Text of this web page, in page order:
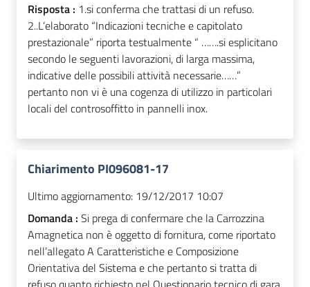
Risposta : 1.si conferma che trattasi di un refuso.
2..L’elaborato “Indicazioni tecniche e capitolato
prestazionale” riporta testualmente “ …….si esplicitano
secondo le seguenti lavorazioni, di larga massima,
indicative delle possibili attività necessarie……”
pertanto non vi è una cogenza di utilizzo in particolari
locali del controsoffitto in pannelli inox.
Chiarimento PI096081-17
Ultimo aggiornamento: 19/12/2017 10:07
Domanda : Si prega di confermare che la Carrozzina
Amagnetica non è oggetto di fornitura, come riportato
nell’allegato A Caratteristiche e Composizione
Orientativa del Sistema e che pertanto si tratta di